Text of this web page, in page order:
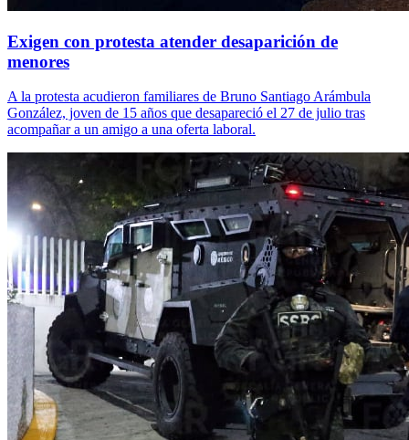
Exigen con protesta atender desaparición de
menores
A la protesta acudieron familiares de Bruno Santiago Arámbula
González, joven de 15 años que desapareció el 27 de julio tras
acompañar a un amigo a una oferta laboral.